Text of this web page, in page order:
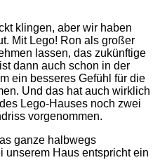
klingen, aber wir haben
Mit Lego! Ron als großer
lassen, das zukünftige
dann auch schon in der
ein besseres Gefühl für die
Und das hat auch wirklich
Lego-Hauses noch zwei
vorgenommen.
ganze halbwegs
unserem Haus entspricht ein